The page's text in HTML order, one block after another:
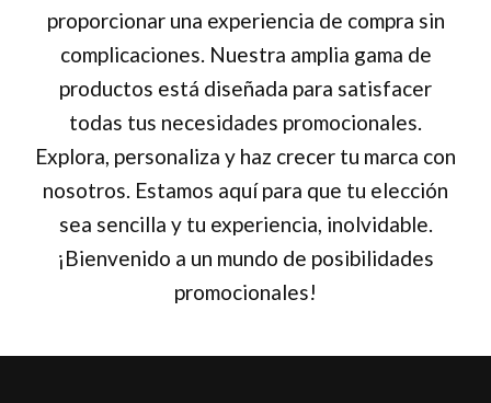
proporcionar una experiencia de compra sin
complicaciones. Nuestra amplia gama de
productos está diseñada para satisfacer
todas tus necesidades promocionales.
Explora, personaliza y haz crecer tu marca con
nosotros. Estamos aquí para que tu elección
sea sencilla y tu experiencia, inolvidable.
¡Bienvenido a un mundo de posibilidades
promocionales!